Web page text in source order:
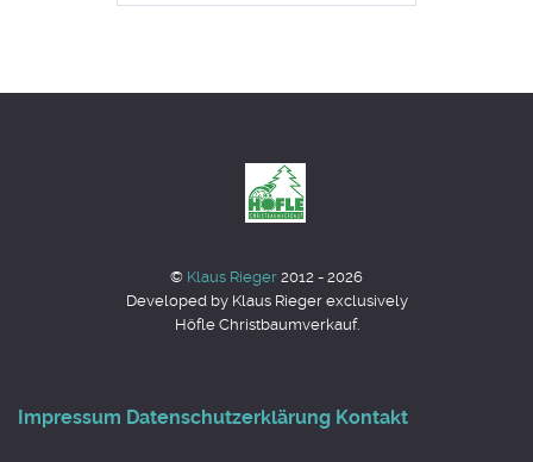
© Klaus Rieger 2012 - 2026
Developed by Klaus Rieger exclusively
Höfle Christbaumverkauf.
Impressum Datenschutzerklärung Kontakt